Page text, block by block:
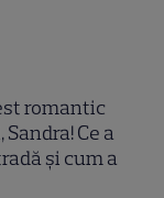
romantic
Ce a
și cum a